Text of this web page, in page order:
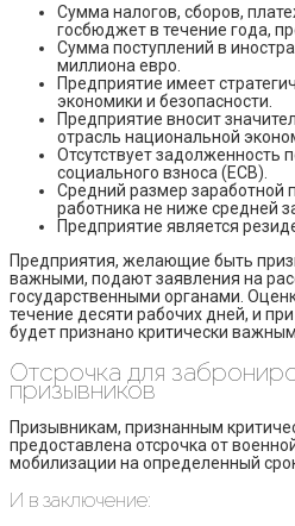
Сумма налогов, сборов,
госбюджет в течение года,
Сумма поступлений в
миллиона евро.
Предприятие имеет
экономики и безопасности.
Предприятие вносит
отрасль национальной
Отсутствует задолженность
социального взноса (ЕСВ).
Средний размер заработной
работника не ниже средней
Предприятие является
Предприятия, желающие быть
важными, подают заявления на
государственными органами.
течение десяти рабочих дней, и
будет признано критически важным.
Отсрочка для
призывников
Призывникам, признанным
предоставлена отсрочка от
мобилизации на определенный
И в заключение: